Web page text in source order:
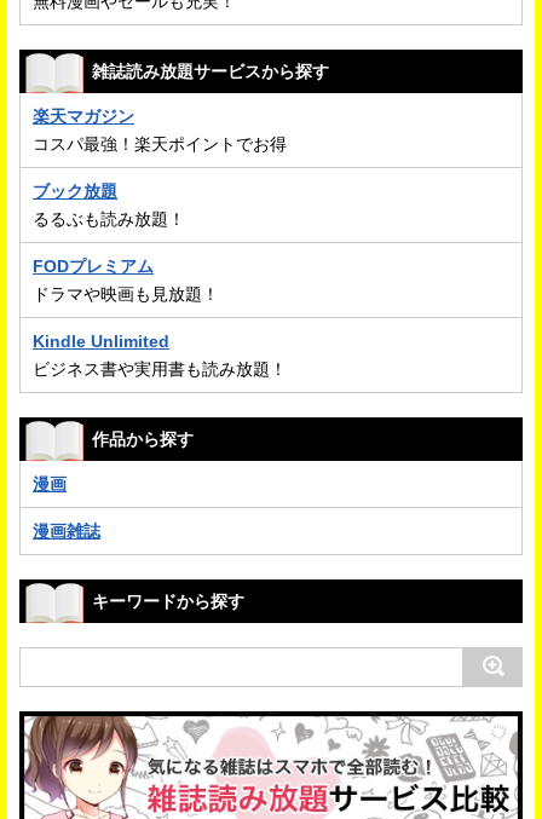
雑誌読み放題サービスから探す
楽天マガジン
コスパ最強！楽天ポイントでお得
ブック放題
るるぶも読み放題！
FODプレミアム
ドラマや映画も見放題！
Kindle Unlimited
ビジネス書や実用書も読み放題！
作品から探す
漫画
漫画雑誌
キーワードから探す